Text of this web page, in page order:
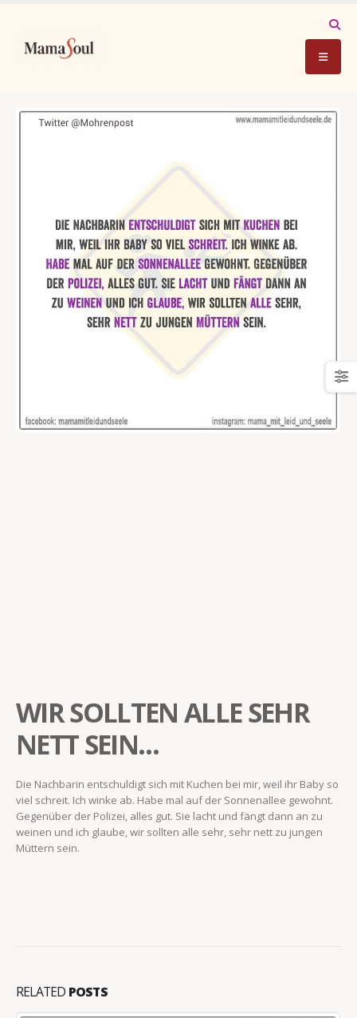
WIR SOLLTEN ALLE SEHR
NETT SEIN…
Die Nachbarin entschuldigt sich mit Kuchen bei mir, weil ihr Baby so
viel schreit. Ich winke ab. Habe mal auf der Sonnenallee gewohnt.
Gegenüber der Polizei, alles gut. Sie lacht und fängt dann an zu
weinen und ich glaube, wir sollten alle sehr, sehr nett zu jungen
Müttern sein.
RELATED POSTS